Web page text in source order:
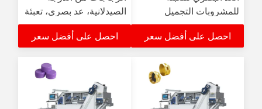
للمشروبات التجميل
الصناعات الدوائية
احصل على أفضل سعر
الصيدلانية، عد بصري، تعبئة
لأغطية مستحضرات
التجميل
احصل على أفضل سعر